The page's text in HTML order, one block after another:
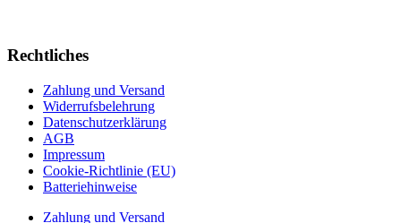
Rechtliches
Zahlung und Versand
Widerrufsbelehrung
Datenschutzerklärung
AGB
Impressum
Cookie-Richtlinie (EU)
Batteriehinweise
Zahlung und Versand